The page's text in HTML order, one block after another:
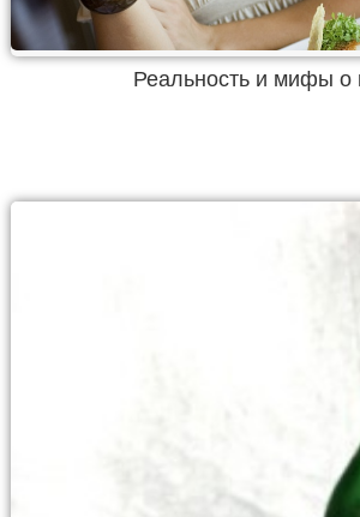
Реальность и мифы о